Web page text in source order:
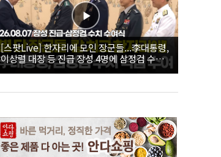
[스팟Live] 한자리에 모인 장군들...李대통령,
이상렬 대장 등 진급 장성 4명에 삼정검 수치
직접 수여｜26.08.07 장성 진급·삼정검 수치